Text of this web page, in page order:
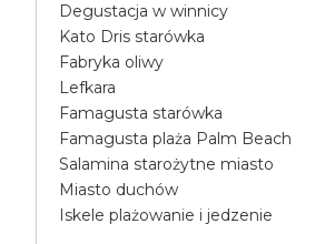
Degustacja w winnicy
Kato Dris starówka
Fabryka oliwy
Lefkara
Famagusta starówka
Famagusta plaża Palm Beach
Salamina starożytne miasto
Miasto duchów
Iskele plażowanie i jedzenie